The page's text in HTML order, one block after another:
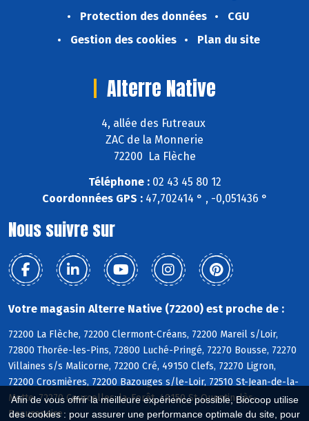
Afin de vous offrir la meilleure expérience possible, Biocoop utilise
des cookies : pour assurer une performance optimale du site, pour
Protection des données
CGU
Gestion des cookies
Plan du site
Alterre Native
4, allée des Futreaux
ZAC de la Monnerie
72200 La Flèche
Téléphone :02 43 45 80 12
Coordonnées GPS :47,702414 ° , -0,051436 °
Nous suivre sur
Votre magasin Alterre Native (72200) est proche de :
72200 La Flèche, 72200 Clermont-Créans, 72200 Mareil s/Loir,
72800 Thorée-les-Pins, 72800 Luché-Pringé, 72270 Bousse, 72270
Villaines s/s Malicorne, 72200 Cré, 49150 Clefs, 72270 Ligron,
72200 Crosmières, 72200 Bazouges s/le-Loir, 72510 St-Jean-de-la-
Motte, 72270 Courcelles-la-Forêt, 49150 St-Quentin-lès-
Beaurepaire